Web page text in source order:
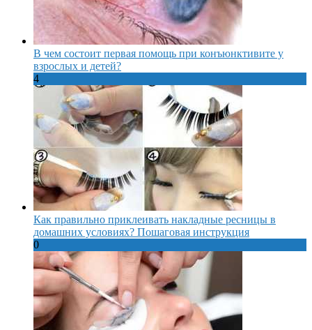
В чем состоит первая помощь при конъюнктивите у
взрослых и детей?
4
Как правильно приклеивать накладные ресницы в
домашних условиях? Пошаговая инструкция
0